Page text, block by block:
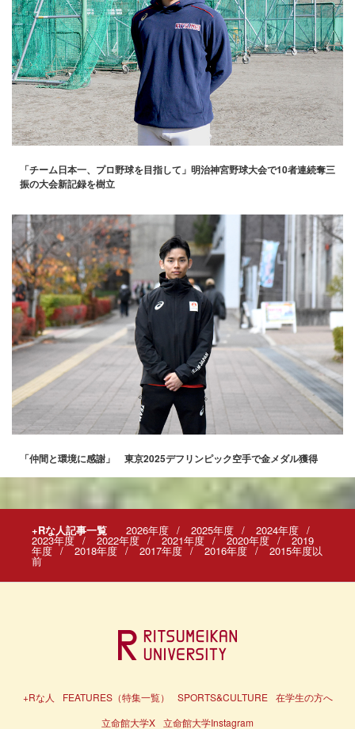
「チーム日本一、プロ野球を目指して」明治神宮野球大会で10者連続奪三
振の大会新記録を樹立
「仲間と環境に感謝」 東京2025デフリンピック空手で金メダル獲得
+Rな人記事一覧 2026年度 2025年度 2024年度
2023年度 2022年度 2021年度 2020年度 2019
年度 2018年度 2017年度 2016年度 2015年度以
前
+Rな人 FEATURES（特集一覧） SPORTS&CULTURE
在学生の方へ
立命館大学X 立命館大学Instagram